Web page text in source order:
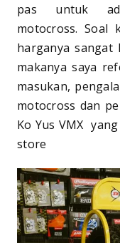
pas untuk
motocross. Soal
harganya sangat
makanya saya
masukan,
motocross dan
Ko Yus VMX
store